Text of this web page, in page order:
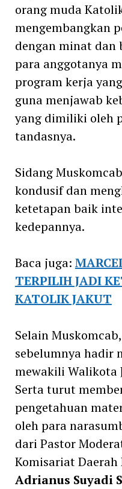
orang muda
mengembangkan
dengan minat
para anggotanya
program kerja
guna menjawab
yang dimiliki oleh
tandasnya.
Sidang
kondusif dan
ketetapan baik
kedepannya.
Baca juga:
TERPILIH JADI
KATOLIK JAKUT
Selain
sebelumnya hadir
mewakili Walikota
Serta turut
pengetahuan
oleh para
dari Pastor
Komisariat Daerah
Adrianus Suyadi